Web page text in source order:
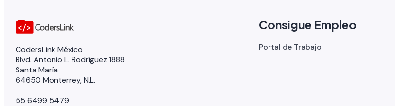
CodersLink México
Blvd. Antonio L. Rodríguez 1888
Santa María
64650 Monterrey, N.L.
55 6499 5479
Consigue Empleo
Portal de Trabajo